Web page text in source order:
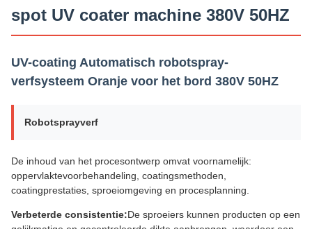
spot UV coater machine 380V 50HZ
UV-coating Automatisch robotspray-
verfsysteem Oranje voor het bord 380V 50HZ
Robotsprayverf
De inhoud van het procesontwerp omvat voornamelijk:
oppervlaktevoorbehandeling, coatingsmethoden,
coatingprestaties, sproeiomgeving en procesplanning.
Verbeterde consistentie:De sproeiers kunnen producten op een